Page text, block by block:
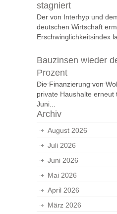
stagniert
Der von Interhyp und
deutschen Wirtschaft
Erschwinglichkeitsindex
Bauzinsen wieder
Prozent
Die Finanzierung von
private Haushalte erneut
Juni...
Archiv
August 2026
Juli 2026
Juni 2026
Mai 2026
April 2026
März 2026